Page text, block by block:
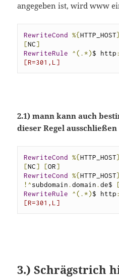
angegeben ist, wird www
RewriteCond %{HTTP_HOST
[NC]
RewriteRule
^(.*)$ http:
[R=301,L]
2.1) mann kann auch
dieser Regel ausschließen
RewriteCond %{HTTP_HOST
[NC] [OR]
RewriteCond %{HTTP_HOST
!^subdomain.domain.de$
RewriteRule
^(.*)$ http:
[R=301,L]
3.) Schrägstrich